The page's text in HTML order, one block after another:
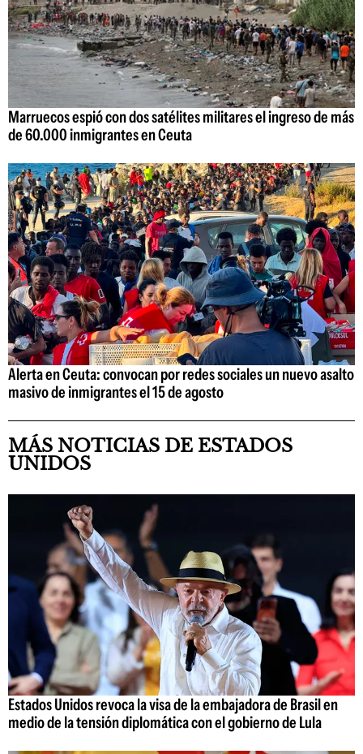
Marruecos espió con dos satélites militares el ingreso de más
de 60.000 inmigrantes en Ceuta
Alerta en Ceuta: convocan por redes sociales un nuevo asalto
masivo de inmigrantes el 15 de agosto
MÁS NOTICIAS DE ESTADOS
UNIDOS
Estados Unidos revoca la visa de la embajadora de Brasil en
medio de la tensión diplomática con el gobierno de Lula